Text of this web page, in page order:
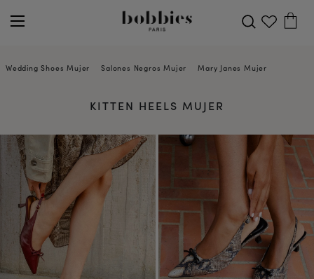
Wedding Shoes Mujer Salones Negros Mujer Mary Janes Mujer
KITTEN HEELS MUJER